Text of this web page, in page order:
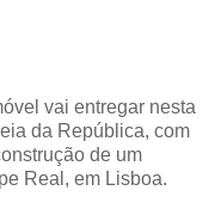
vai entregar nesta
da República, com
de um
Real, em Lisboa.